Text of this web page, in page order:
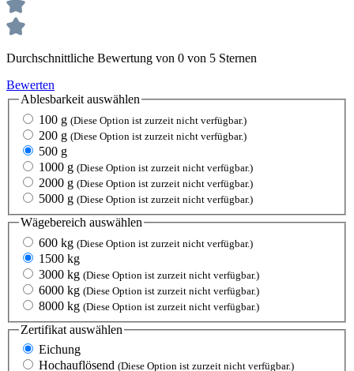
Durchschnittliche Bewertung von 0 von 5 Sternen
Bewerten
Ablesbarkeitauswählen
100 g (Diese Option ist zurzeit nicht verfügbar.)
200 g (Diese Option ist zurzeit nicht verfügbar.)
500 g
1000 g (Diese Option ist zurzeit nicht verfügbar.)
2000 g (Diese Option ist zurzeit nicht verfügbar.)
5000 g (Diese Option ist zurzeit nicht verfügbar.)
Wägebereich auswählen
600 kg (Diese Option ist zurzeit nicht verfügbar.)
1500 kg
3000 kg (Diese Option ist zurzeit nicht verfügbar.)
6000 kg (Diese Option ist zurzeit nicht verfügbar.)
8000 kg (Diese Option ist zurzeit nicht verfügbar.)
Zertifikat auswählen
Eichung
Hochauflösend (Diese Option ist zurzeit nicht verfügbar.)